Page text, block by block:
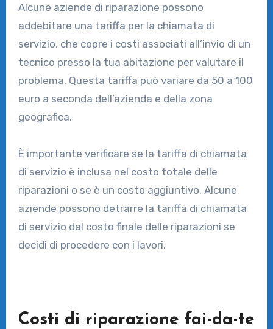
Alcune aziende di riparazione possono
addebitare una tariffa per la chiamata di
servizio, che copre i costi associati all’invio di un
tecnico presso la tua abitazione per valutare il
problema. Questa tariffa può variare da 50 a 100
euro a seconda dell’azienda e della zona
geografica.
È importante verificare se la tariffa di chiamata
di servizio è inclusa nel costo totale delle
riparazioni o se è un costo aggiuntivo. Alcune
aziende possono detrarre la tariffa di chiamata
di servizio dal costo finale delle riparazioni se
decidi di procedere con i lavori.
Costi di riparazione fai-da-te